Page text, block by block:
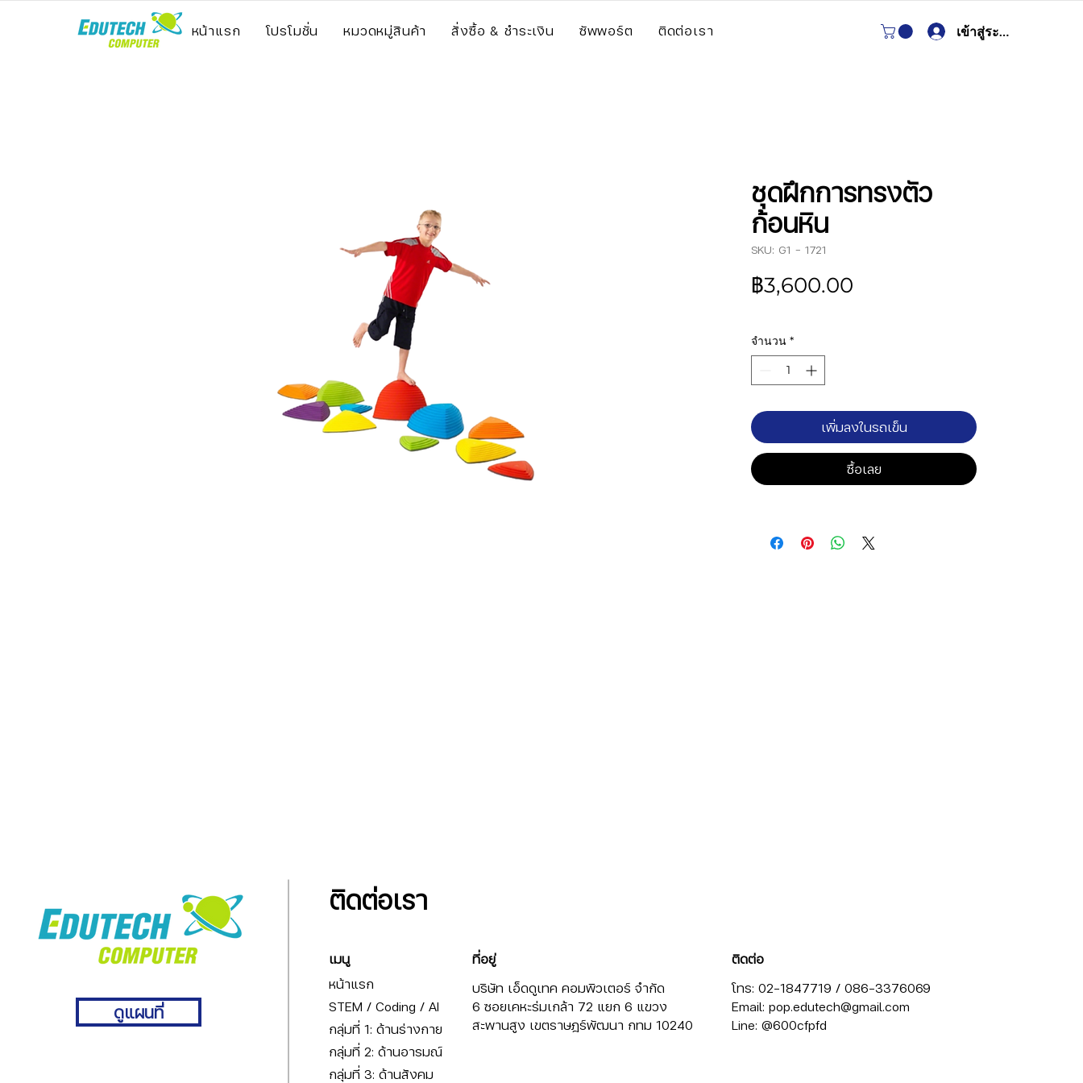
หน้าแรก โปรโมชั่น หมวดหมู่สินค้า สั่งซื้อ & ชำระเงิน ซัพพอร์ต ติดต่อเรา เข้าสู่ระบบ
ชุดฝึกการทรงตัว
ก้อนหิน
SKU: G1 - 1721
฿3,600.00
จำนวน *
เพิ่มลงในรถเข็น
ซื้อเลย
ติดต่อเรา
ดูแผนที่
เมนู
หน้าแรก
STEM / Coding / AI
กลุ่มที่ 1: ด้านร่างกาย
กลุ่มที่ 2: ด้านอารมณ์
กลุ่มที่ 3: ด้านสังคม
ที่อยู่
บริษัท เอ็ดดูเทค คอมพิวเตอร์ จำกัด
6 ซอยเคหะร่มเกล้า 72 แยก 6 แขวง
สะพานสูง เขตราษฎร์พัฒนา กทม 10240
ติดต่อ
โทร: 02-1847719 / 086-3376069
Email: pop.edutech@gmail.com
Line: @600cfpfd